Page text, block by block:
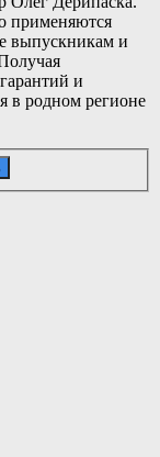
применяются
выпускникам и
и
в родном регионе